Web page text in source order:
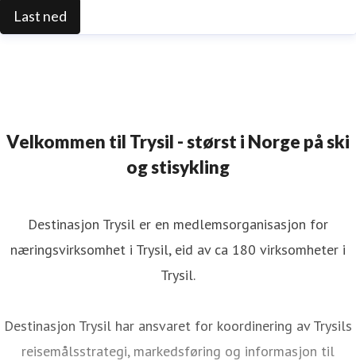
Last ned
Velkommen til Trysil - størst i Norge på ski
og stisykling
Destinasjon Trysil er en medlemsorganisasjon for
næringsvirksomhet i Trysil, eid av ca 180 virksomheter i
Trysil.
Destinasjon Trysil har ansvaret for koordinering av Trysils
reisemålsstrategi, markedsføring og informasjon til